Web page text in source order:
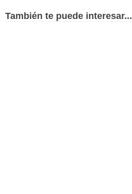
También te puede interesar...